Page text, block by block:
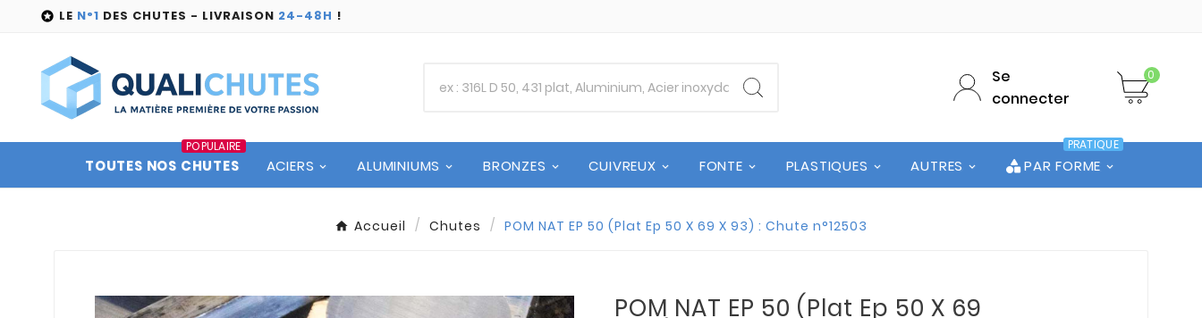
 LE N°1 DES CHUTES - LIVRAISON 24-48H !
Se
connecter
0
TOUTES NOS CHUTES
POPULAIRE
ACIERS ALUMINIUMS BRONZES CUIVREUX FONTE PLASTIQUES AUTRES PAR FORME
PRATIQUE
Accueil Chutes POM NAT EP 50 (Plat Ep 50 X 69 X 93) : Chute n°12503
POM NAT EP 50 (Plat Ep 50 X 69